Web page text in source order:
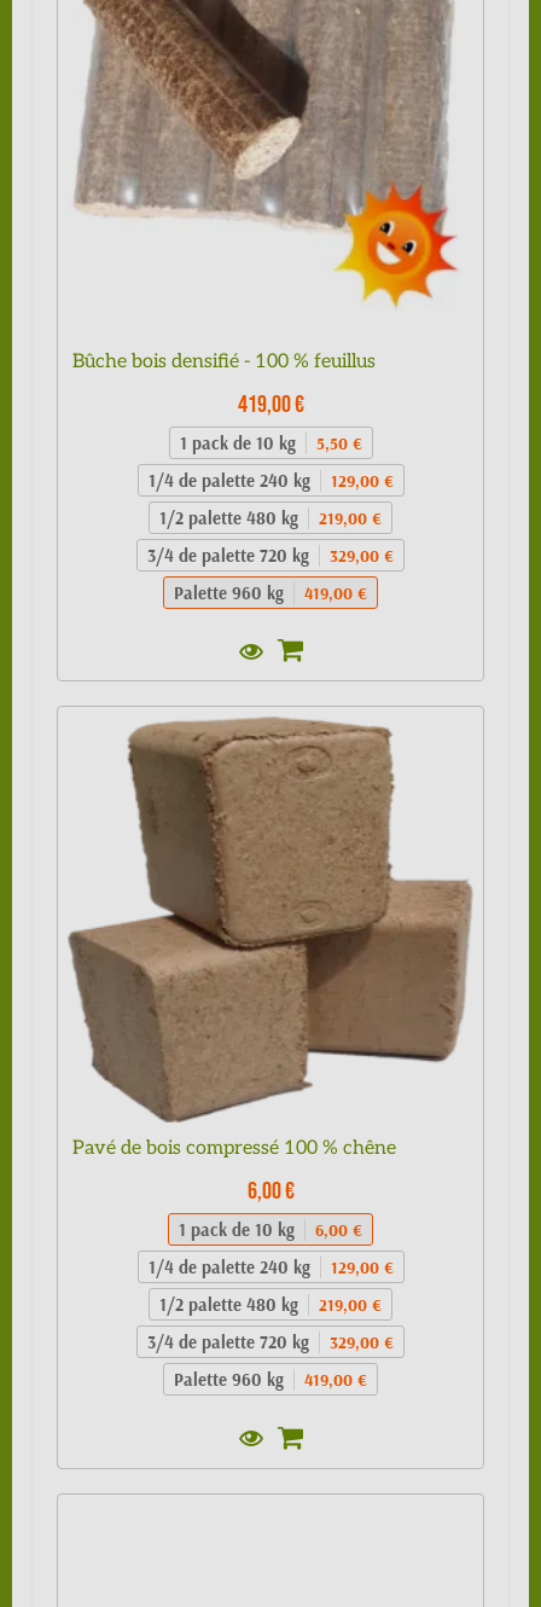
Bûche bois densifié - 100 % feuillus
419,00 €
1 pack de 10 kg 5,50 €
1/4 de palette 240 kg 129,00 €
1/2 palette 480 kg 219,00 €
3/4 de palette 720 kg 329,00 €
Palette 960 kg 419,00 €
Pavé de bois compressé 100 % chêne
6,00 €
1 pack de 10 kg 6,00 €
1/4 de palette 240 kg 129,00 €
1/2 palette 480 kg 219,00 €
3/4 de palette 720 kg 329,00 €
Palette 960 kg 419,00 €